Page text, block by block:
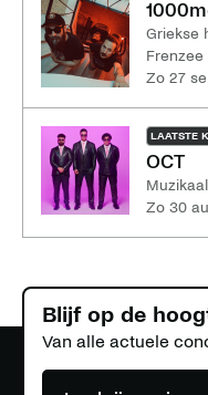
Griekse
Frenzee
zo 27
LAATSTE
OCT
zo 30
Blijf op de
Van alle actuele